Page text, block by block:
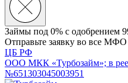
Займы под 0% с одобрением
Отправьте заявку во все МФО
ЦБ РФ
ООО МКК «Турбозайм»; в
№651303045003951